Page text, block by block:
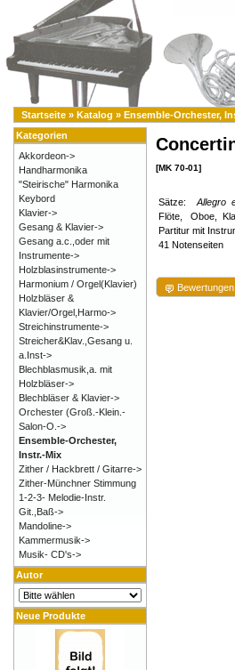
Startseite » Katalog » Ensemble-Orchester,
[MK 70-01]
Sätze: Allegro
Flöte, Oboe,
Partitur mit
41 Notenseiten
Bewertungen
Kategorien
Akkordeon->
Handharmonika
"Steirische" Harmonika
Keybord
Klavier->
Gesang & Klavier->
Gesang a.c.,oder mit
Instrumente->
Holzblasinstrumente->
Harmonium / Orgel(Klavier)
Holzbläser &
Klavier/Orgel,Harmo->
Streichinstrumente->
Streicher&Klav.,Gesang u.
a.Inst->
Blechblasmusik,a. mit
Holzbläser->
Blechbläser & Klavier->
Orchester (Groß.-Klein.-
Salon-O.->
Ensemble-Orchester,
Instr.-Mix
Zither / Hackbrett / Gitarre->
Zither-Münchner Stimmung
1-2-3- Melodie-Instr.
Git.,Baß->
Mandoline->
Kammermusik->
Musik- CD's->
Autor
Neue Produkte